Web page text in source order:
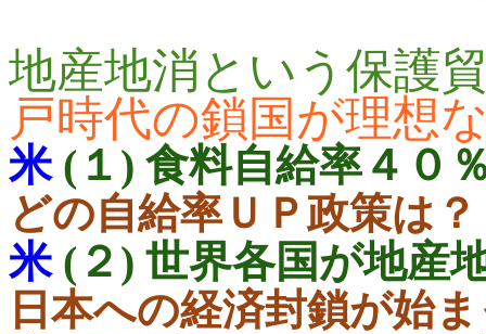
地産地消という保
戸時代の鎖国が理想
米(１) 食料自給率４０
どの自給率ＵＰ政策は？
米(２) 世界各国が地産
日本への経済封鎖が始